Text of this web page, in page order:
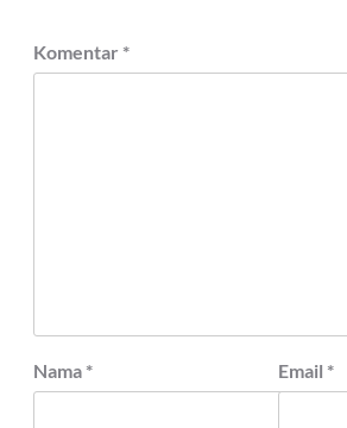
Komentar *
Nama * Email *